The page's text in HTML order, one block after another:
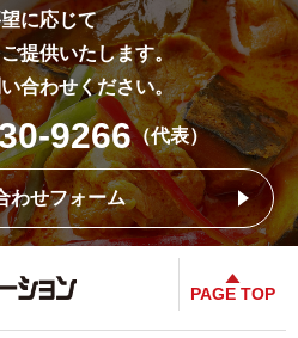
に応じて
提供いたします。
合わせください。
9266（代表）
わせフォーム
PAGE TOP